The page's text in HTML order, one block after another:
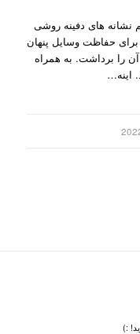
نشانه های دفینه روشی
حفاظت وسایل پنهان
را برداشت. به همراه
اینه…
:)